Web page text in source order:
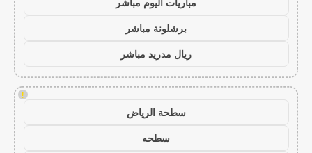
برشلونة مباشر
ريال مدريد مباشر
!
سطحة الرياض
سطحه